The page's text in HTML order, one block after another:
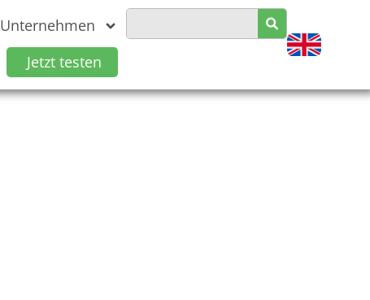
Unternehmen
Jetzt testen